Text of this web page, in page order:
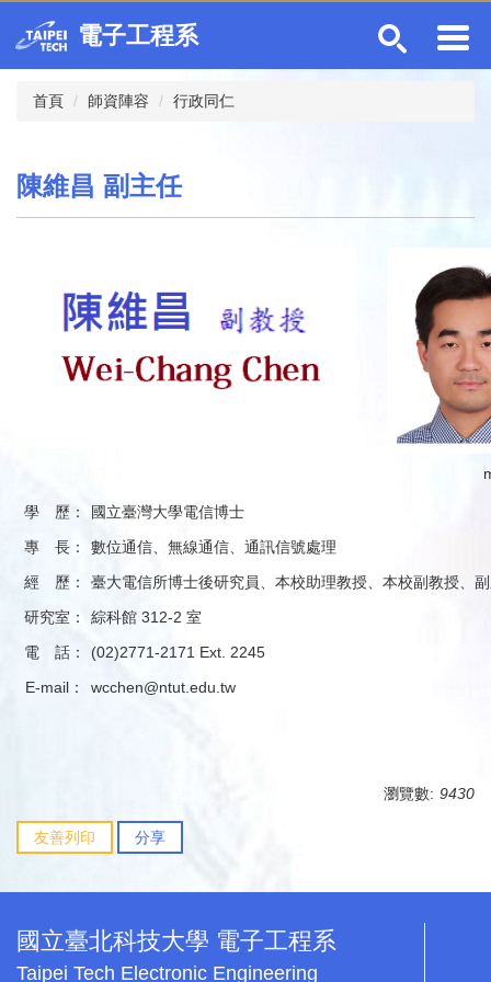
到
電子工程系
首頁 師資陣容 行政同仁
陳維昌 副主任
學 歷：
國立臺灣大學電信博士
專 長：
數位通信、無線通信、通訊信號處理
經 歷：
臺大電信所博士後研究員、本校助理教授、本校副教授、
研究室：
綜科館 312-2 室
電 話：
(02)2771-2171 Ext. 2245
E-mail：
wcchen@ntut.edu.tw
瀏覽數: 9430
友善列印 分享
國立臺北科技大學 電子工程系
Taipei Tech Electronic Engineering